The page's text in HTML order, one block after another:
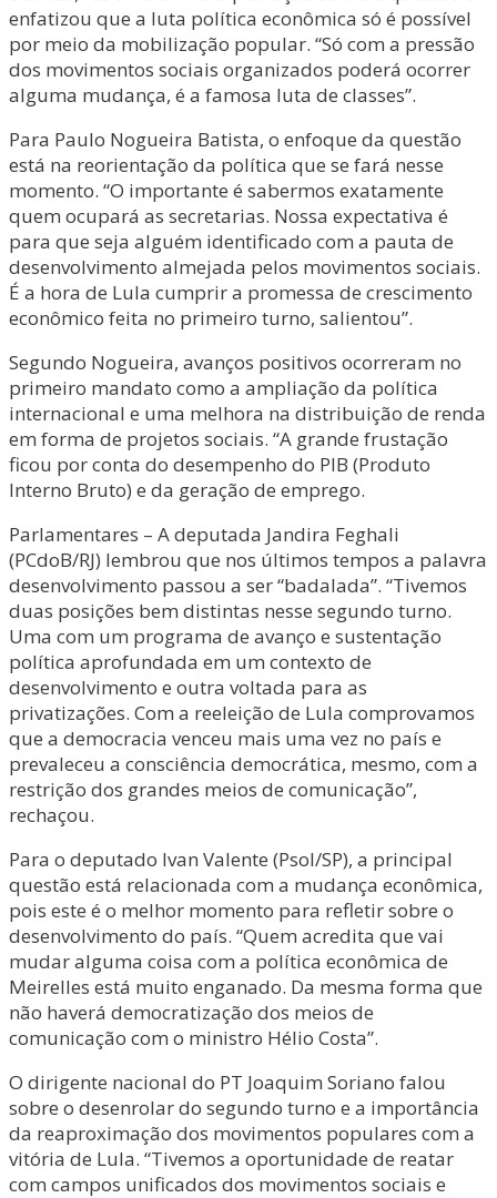
enfatizou que a luta política econômica só é possível
por meio da mobilização popular. “Só com a pressão
dos movimentos sociais organizados poderá ocorrer
alguma mudança, é a famosa luta de classes”.
Para Paulo Nogueira Batista, o enfoque da questão
está na reorientação da política que se fará nesse
momento. “O importante é sabermos exatamente
quem ocupará as secretarias. Nossa expectativa é
para que seja alguém identificado com a pauta de
desenvolvimento almejada pelos movimentos sociais.
É a hora de Lula cumprir a promessa de crescimento
econômico feita no primeiro turno, salientou”.
Segundo Nogueira, avanços positivos ocorreram no
primeiro mandato como a ampliação da política
internacional e uma melhora na distribuição de renda
em forma de projetos sociais. “A grande frustação
ficou por conta do desempenho do PIB (Produto
Interno Bruto) e da geração de emprego.
Parlamentares – A deputada Jandira Feghali
(PCdoB/RJ) lembrou que nos últimos tempos a palavra
desenvolvimento passou a ser “badalada”. “Tivemos
duas posições bem distintas nesse segundo turno.
Uma com um programa de avanço e sustentação
política aprofundada em um contexto de
desenvolvimento e outra voltada para as
privatizações. Com a reeleição de Lula comprovamos
que a democracia venceu mais uma vez no país e
prevaleceu a consciência democrática, mesmo, com a
restrição dos grandes meios de comunicação”,
rechaçou.
Para o deputado Ivan Valente (Psol/SP), a principal
questão está relacionada com a mudança econômica,
pois este é o melhor momento para refletir sobre o
desenvolvimento do país. “Quem acredita que vai
mudar alguma coisa com a política econômica de
Meirelles está muito enganado. Da mesma forma que
não haverá democratização dos meios de
comunicação com o ministro Hélio Costa”.
O dirigente nacional do PT Joaquim Soriano falou
sobre o desenrolar do segundo turno e a importância
da reaproximação dos movimentos populares com a
vitória de Lula. “Tivemos a oportunidade de reatar
com campos unificados dos movimentos sociais e